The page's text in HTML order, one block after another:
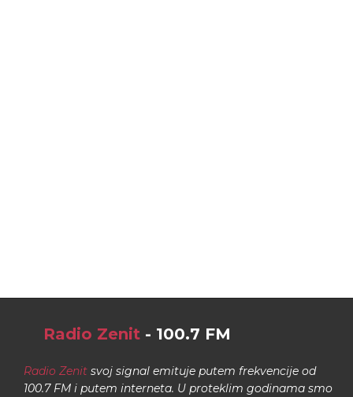
Radio Zenit - 100.7 FM
Radio Zenit svoj signal emituje putem frekvencije od
100.7 FM i putem interneta. U proteklim godinama smo